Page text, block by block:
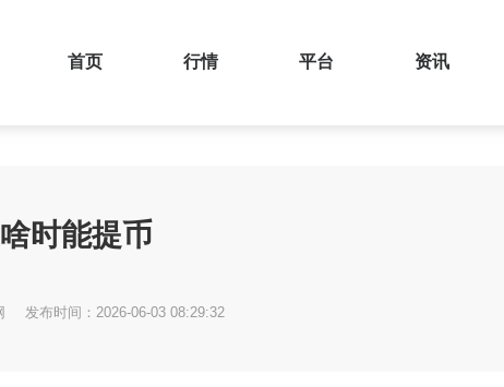
首页 行情 平台 资讯
时能提币
发布时间：2026-06-03 08:29:32